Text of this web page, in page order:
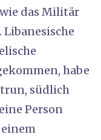
das Militär
habe
südlich
Person